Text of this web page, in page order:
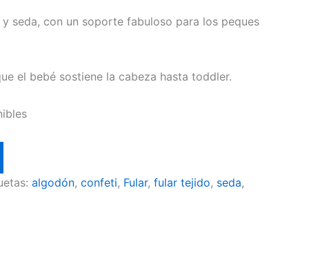
seda, con un soporte fabuloso para los peques
el bebé sostiene la cabeza hasta toddler.
algodón, confeti, Fular, fular tejido, seda,